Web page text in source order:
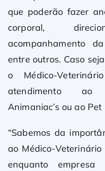
que poderão fazer
corporal,
acompanhamento
entre outros. Caso
o Médico-
atendimento ao
Animaniac’s ou ao Pet
“Sabemos da
ao Médico-
enquanto